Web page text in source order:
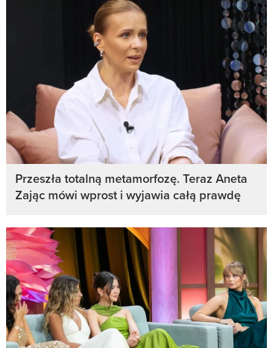
Przeszła totalną metamorfozę. Teraz Aneta
Zając mówi wprost i wyjawia całą prawdę